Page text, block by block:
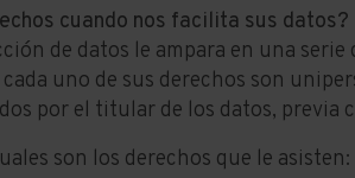
cuando nos facilita sus datos?
de datos le ampara en una
cada uno de sus derechos son
por el titular de los datos, previa
son los derechos que le asisten: